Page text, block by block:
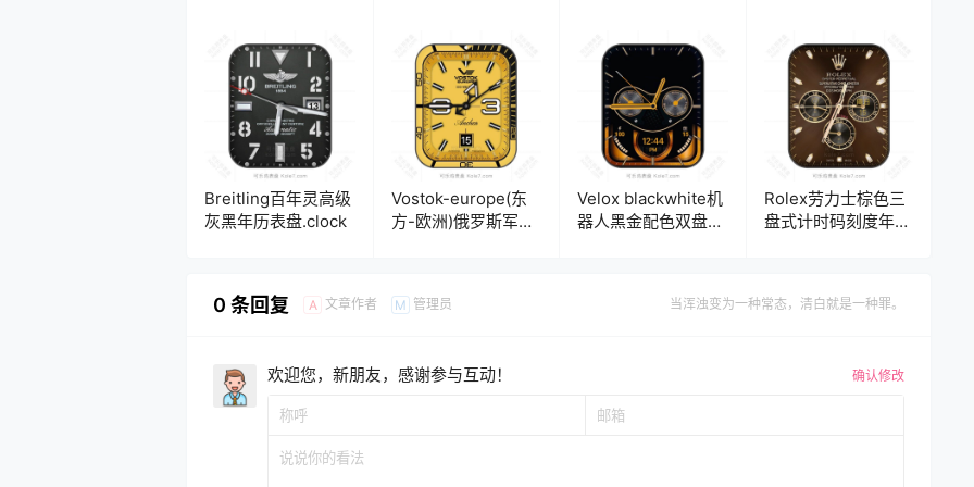
Breitling百年灵高级
灰黑年历表盘.clock
Vostok-europe(东
方-欧洲)俄罗斯军用
Velox blackwhite机
器人黑金配色双盘计
Rolex劳力士棕色三
盘式计时码刻度年历
0 条回复 A 文章作者 M 管理员 当浑浊变为一种常态，清白就是一种罪。
欢迎您，新朋友，感谢参与互动！ 确认修改